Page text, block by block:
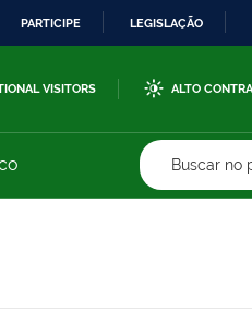
PARTICIPE LEGISLAÇÃO
VISITORS ALTO
Buscar no